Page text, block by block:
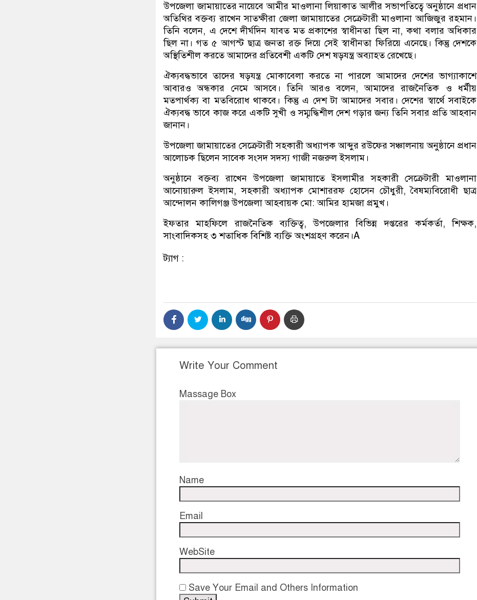
উপজেলা জামায়াতের নায়েবে আমীর মাওলানা লিয়াকাত আলীর সভাপতিত্বে অনুষ্ঠানে প্রধান
অতিথির বক্তব্য রাখেন সাতক্ষীরা জেলা জামায়াতের সেক্রেটারী মাওলানা আজিজুর রহমান।
তিনি বলেন, এ দেশে দীর্ঘদিন যাবত মত প্রকাশের স্বাধীনতা ছিল না, কথা বলার অধিকার
ছিল না। গত ৫ আগস্ট ছাত্র জনতা রক্ত দিয়ে সেই স্বাধীনতা ফিরিয়ে এনেছে। কিন্তু দেশকে
অস্থিতিশীল করতে আমাদের প্রতিবেশী একটি দেশ ষড়যন্ত্র অব্যাহত রেখেছে।
ঐক্যবদ্ধভাবে তাদের ষড়যন্ত্র মোকাবেলা করতে না পারলে আমাদের দেশের ভাগ্যাকাশে
আবারও অন্ধকার নেমে আসবে। তিনি আরও বলেন, আমাদের রাজনৈতিক ও ধর্মীয়
মতপার্থক্য বা মতবিরোধ থাকবে। কিন্তু এ দেশ টা আমাদের সবার। দেশের স্বার্থে সবাইকে
ঐক্যবদ্ধ ভাবে কাজ করে একটি সুখী ও সম্মৃদ্ধিশীল দেশ গড়ার জন্য তিনি সবার প্রতি আহবান
জানান।
উপজেলা জামায়াতের সেক্রেটারী সহকারী অধ্যাপক আব্দুর রউফের সঞ্চালনায় অনুষ্ঠানে প্রধান
আলোচক ছিলেন সাবেক সংসদ সদস্য গাজী নজরুল ইসলাম।
অনুষ্ঠানে বক্তব্য রাখেন উপজেলা জামায়াতে ইসলামীর সহকারী সেক্রেটারী মাওলানা
আনোয়ারুল ইসলাম, সহকারী অধ্যাপক মোশাররফ হোসেন চৌধুরী, বৈষম্যবিরোধী ছাত্র
আন্দোলন কালিগঞ্জ উপজেলা আহবায়ক মো: আমির হামজা প্রমুখ।
ইফতার মাহফিলে রাজনৈতিক ব্যক্তিত্ব, উপজেলার বিভিন্ন দপ্তরের কর্মকর্তা, শিক্ষক,
সাংবাদিকসহ ৩ শতাধিক বিশিষ্ট ব্যক্তি অংশগ্রহণ করেন।A
ট্যাগ :
Write Your Comment
Massage Box
Name
Email
WebSite
Save Your Email and Others Information